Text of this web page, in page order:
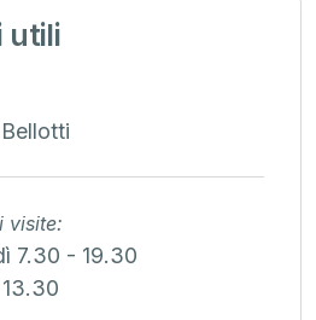
utili
visite:
7.30 - 19.30